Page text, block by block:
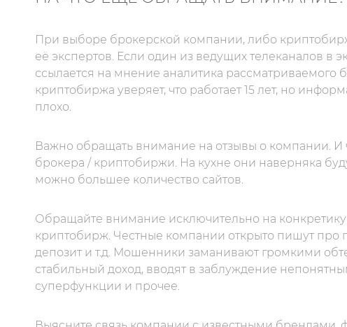
При выборе брокерской компании, либо
её экспертов. Если один из ведущих телеканалов в
ссылается на мнение аналитика рассматриваемого
криптобиржа уверяет, что работает 15 лет, но
плохо.
Важно обращать внимание на отзывы о компании. И
брокера / криптобиржи. На кухне они наверняка
можно большее количество сайтов.
Обращайте внимание исключительно на
криптобирж. Честные компании открыто пишут
депозит и т.д. Мошенники заманивают громкими
стабильный доход, вводят в заблуждение
суперфункции и прочее.